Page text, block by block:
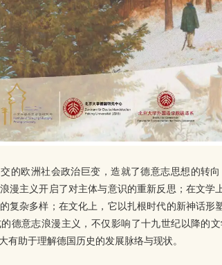
的欧洲社会政治巨变，造就了德意志思想的转
漫主义开启了对主体与意识的重新反思；在文
复杂多样；在文化上，它以扎根时代的新神话
德意志浪漫主义，不仅影响了十九世纪以降的
有助于理解德国历史的发展脉络与现状。